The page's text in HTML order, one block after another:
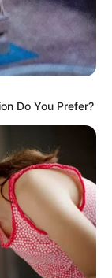
Do You Prefer?